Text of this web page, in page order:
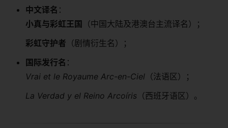
​中文译名​ ​：
​小真与彩虹王国​
​（中国大陆及港澳台主流译名）；
​彩虹守护者​ ​（剧情衍生名）；
​国际发行名​ ​：
Vrai et le Royaume Arc-en-Ciel （法语区）；
La Verdad y el Reino Arcoíris （西班牙语区）。